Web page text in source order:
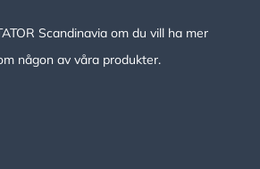
Scandinavia om du vill ha mer
någon av våra produkter.